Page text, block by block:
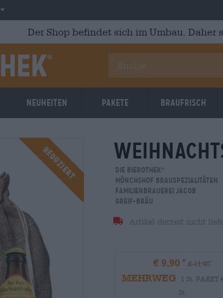
Deutschland
Der Shop befindet sich im Umbau. Daher
Neuheiten Pakete Braufrisch
Reduziert Die Bierothek
Mönchshof BrauSpezialitäten
Familienbrauerei Jacob
Greif-Bräu
Artikel derzeit nicht
€ 9,90 € 11,40
MEHRWEG
1 St. PAKET
St.